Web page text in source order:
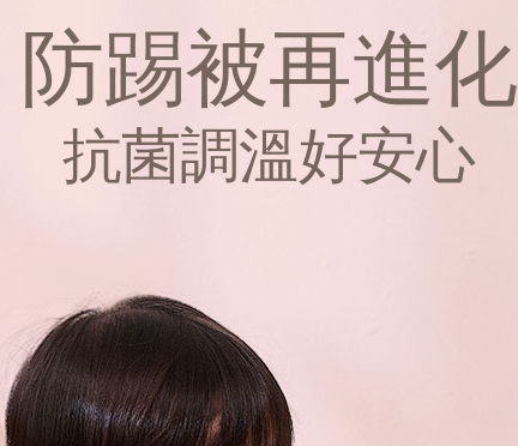
防踢被再進化
抗菌調溫好安心